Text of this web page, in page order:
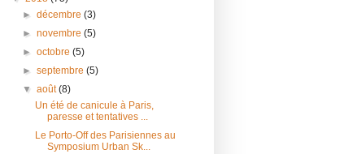
►décembre(3)
►novembre(5)
►octobre(5)
►septembre(5)
▼août(8)
Un été de canicule à Paris,
paresse et tentatives ...
Le Porto-Off des Parisiennes au
Symposium Urban Sk...